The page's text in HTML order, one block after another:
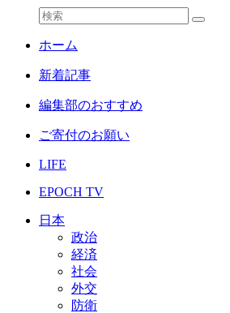
ホーム
新着記事
編集部のおすすめ
ご寄付のお願い
LIFE
EPOCH TV
日本
政治
経済
社会
外交
防衛